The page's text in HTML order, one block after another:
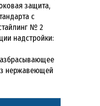
защита,
с
№ 2
надстройки:
нержавеющей